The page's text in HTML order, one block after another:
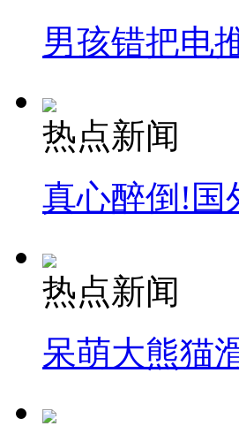
男孩错把电
热点新闻
真心醉倒!国
热点新闻
呆萌大熊猫